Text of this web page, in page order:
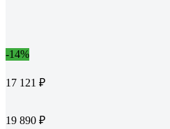
-14%
17 121 ₽
19 890 ₽